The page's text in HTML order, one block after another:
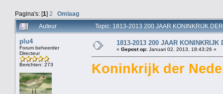
Pagina's: [1] 2
Omlaag
Auteur
Topic: 1813-2013 200 JAAR KONINKRIJK
plu4
Forum beheerder
Directeur
Berichten: 273
1813-2013 200 JAAR KONINKRIJK
« Gepost op: Januari 02, 2013, 18:43:26 »
Koninkrijk der